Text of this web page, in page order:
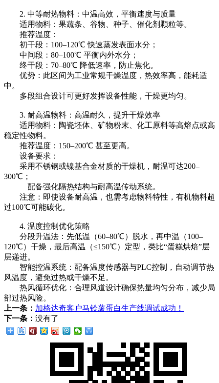
2. ‌中等耐热物料：中温高效，平衡速度与质量‌
适用物料‌：果蔬条、谷物、种子、催化剂颗粒等。
推荐温度‌：
初干段‌：100–120℃ 快速蒸发表面水分；
中间段‌：80–100℃ 平衡内外水分；
终干段‌：70–80℃ 降低速率，防止焦化。
优势‌：此区间为工业常规干燥温度，热效率高，能耗适
中。
多段组合设计可更好发挥设备性能，干燥更均匀。
3. ‌耐高温物料：高温耐久，提升干燥效率‌
适用物料‌：陶瓷坯体、矿物粉末、化工原料等高熔点或高
稳定性物料。
推荐温度‌：‌150–200℃‌ 甚至更高。
设备要求‌：
采用‌不锈钢或镍基合金材质‌的干燥机，耐温可达200–
300℃；
配备强化隔热结构与耐高温传动系统。
注意：即使设备耐高温，也需考虑物料特性，有机物料超
过100℃可能碳化。
4. ‌温度控制优化策略‌
分段升温法‌：先低温（60–80℃）脱水，再中温（100–
120℃）干燥，最后高温（≤150℃）定型，类比“蛋糕烘焙”层
层递进。
智能控温系统‌：配备温度传感器与PLC控制，自动调节热
风温度，避免过热或干燥不足。
热风循环优化‌：合理风道设计确保热量均匀分布，减少局
部过热风险。
上一条： 加格达奇客户马铃薯蛋白生产线调试成功！
下一条： 没有了